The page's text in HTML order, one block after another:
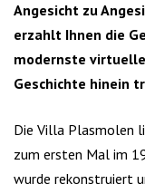
Angesicht zu
erzahlt Ihnen die
modernste virtuelle
Geschichte hinein
Die Villa Plasmolen
zum ersten Mal im
wurde rekonstruiert